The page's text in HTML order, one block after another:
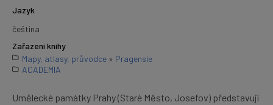
Jazyk
čeština
Zařazení knihy
Mapy, atlasy, průvodce » Pragensie
ACADEMIA
Umělecké památky Prahy (Staré Město, Josefov) představují